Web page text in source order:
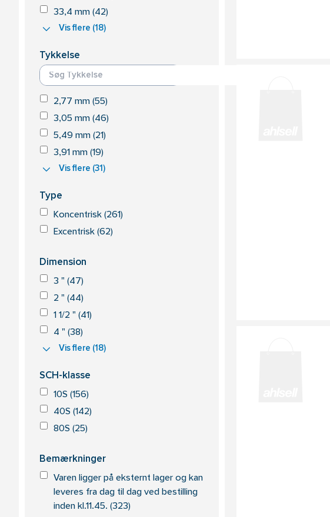
33,4 mm (42)
Vis flere (18)
Tykkelse
2,77 mm (55)
3,05 mm (46)
5,49 mm (21)
3,91 mm (19)
Vis flere (31)
Type
Koncentrisk (261)
Excentrisk (62)
Dimension
3 " (47)
2 " (44)
1 1/2 " (41)
4 " (38)
Vis flere (18)
SCH-klasse
10S (156)
40S (142)
80S (25)
Bemærkninger
Varen ligger på eksternt lager og kan
leveres fra dag til dag ved bestilling
inden kl.11.45. (323)